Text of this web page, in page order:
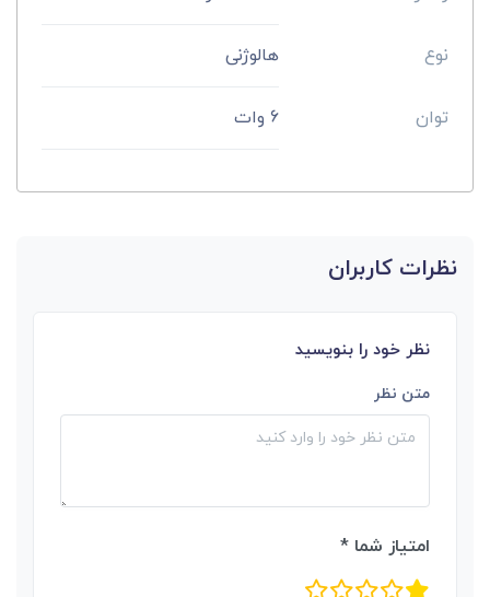
نوع هالوژنی
توان 6 وات
نظرات کاربران
نظر خود را بنویسید
متن نظر
امتیاز شما *